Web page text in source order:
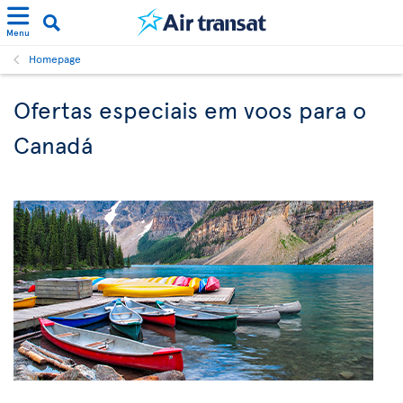
Menu
Homepage
Ofertas especiais em voos para o
Canadá